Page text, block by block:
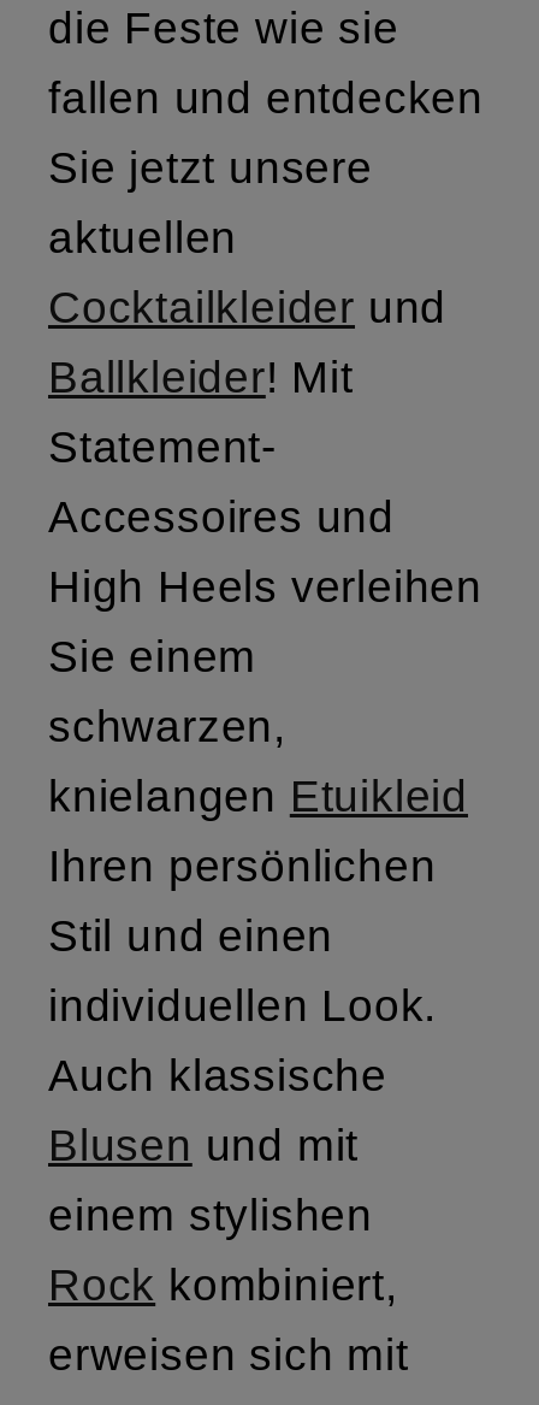
die Feste wie sie
fallen und entdecken
Sie jetzt unsere
aktuellen
Cocktailkleider und
Ballkleider! Mit
Statement-
Accessoires und
High Heels verleihen
Sie einem
schwarzen,
knielangen Etuikleid
Ihren persönlichen
Stil und einen
individuellen Look.
Auch klassische
Blusen und mit
einem stylishen
Rock kombiniert,
erweisen sich mit